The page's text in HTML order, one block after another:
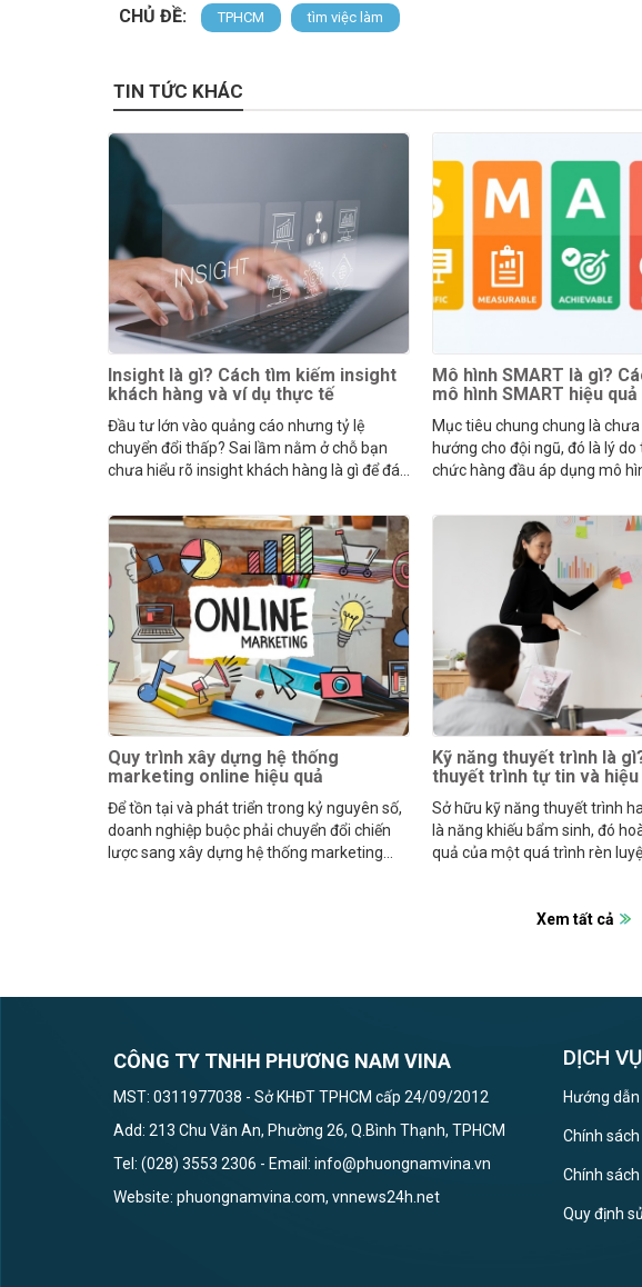
CHỦ ĐỀ: TPHCM tìm việc làm
TIN TỨC KHÁC
Insight là gì? Cách tìm kiếm insight
khách hàng và ví dụ thực tế
Đầu tư lớn vào quảng cáo nhưng tỷ lệ
chuyển đổi thấp? Sai lầm nằm ở chỗ bạn
chưa hiểu rõ insight khách hàng là gì để đáp
Mô hình SMART là gì?
mô hình SMART hiệu quả
Mục tiêu chung chung là chưa
hướng cho đội ngũ, đó là lý
chức hàng đầu áp dụng mô
Quy trình xây dựng hệ thống
marketing online hiệu quả
Để tồn tại và phát triển trong kỷ nguyên số,
doanh nghiệp buộc phải chuyển đổi chiến
lược sang xây dựng hệ thống marketing
Kỹ năng thuyết trình là
thuyết trình tự tin và hiệu
Sở hữu kỹ năng thuyết trình
là năng khiếu bẩm sinh, đó
quả của một quá trình rèn
Xem tất cả
CÔNG TY TNHH PHƯƠNG NAM VINA
MST: 0311977038 - Sở KHĐT TPHCM cấp 24/09/2012
Add: 213 Chu Văn An, Phường 26, Q.Bình Thạnh, TPHCM
Tel: (028) 3553 2306 - Email: info@phuongnamvina.vn
Website: phuongnamvina.com, vnnews24h.net
DỊCH
Hướng
Chính
Chính
Quy định